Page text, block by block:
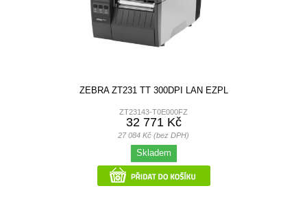
ZEBRA ZT231 TT 300DPI LAN EZPL
ZT23143-T0E000FZ
32 771 Kč
27 084 Kč (bez DPH)
Skladem